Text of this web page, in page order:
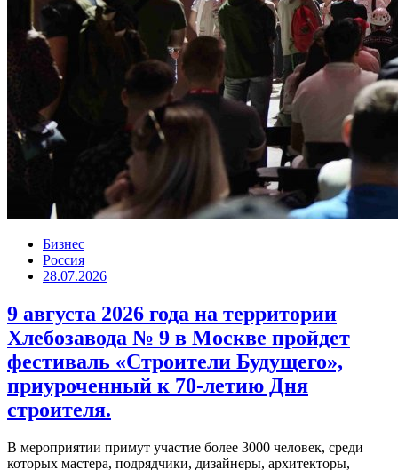
Бизнес
Россия
28.07.2026
9 августа 2026 года на территории
Хлебозавода № 9 в Москве пройдет
фестиваль «Строители Будущего»,
приуроченный к 70-летию Дня
строителя.
В мероприятии примут участие более 3000 человек, среди
которых мастера, подрядчики, дизайнеры, архитекторы,